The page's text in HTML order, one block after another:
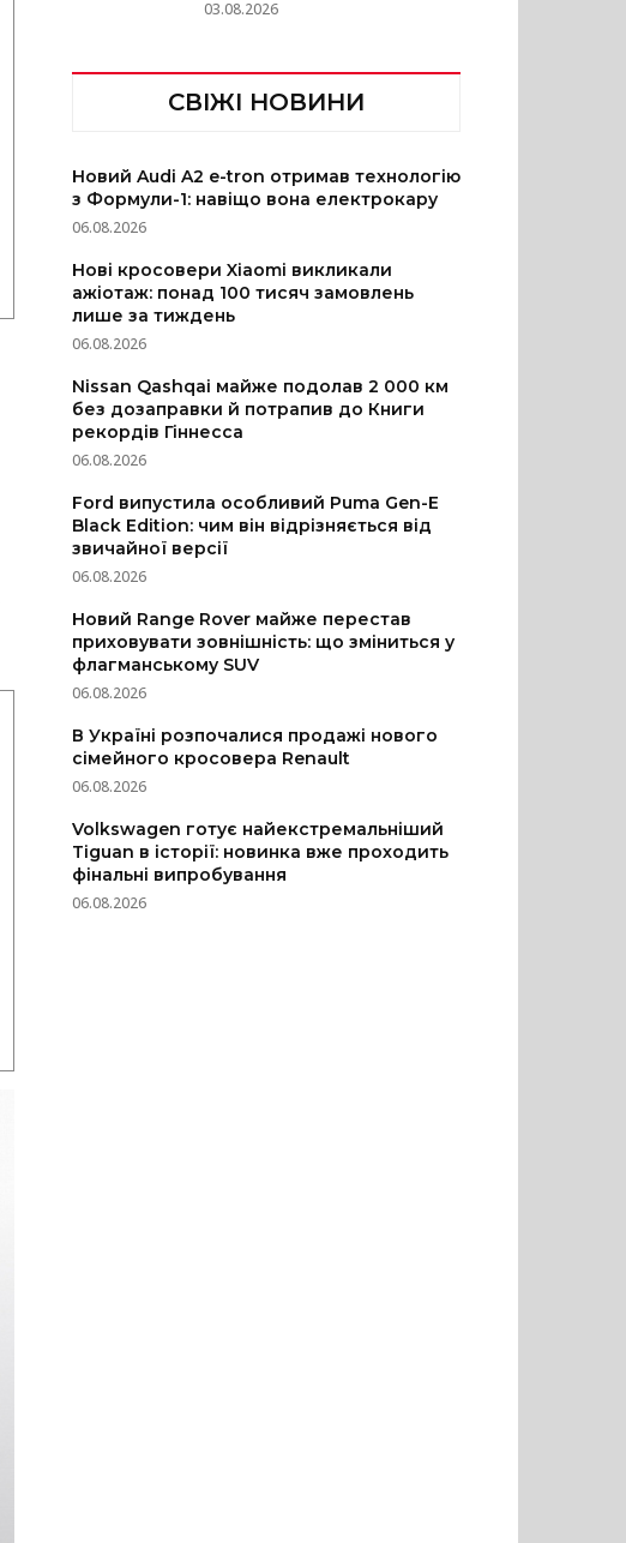
03.08.2026
СВІЖІ НОВИНИ
Новий Audi A2 e-tron отримав технологію
з Формули-1: навіщо вона електрокару
06.08.2026
Нові кросовери Xiaomi викликали
ажіотаж: понад 100 тисяч замовлень
лише за тиждень
06.08.2026
Nissan Qashqai майже подолав 2 000 км
без дозаправки й потрапив до Книги
рекордів Гіннесса
06.08.2026
Ford випустила особливий Puma Gen-E
Black Edition: чим він відрізняється від
звичайної версії
06.08.2026
Новий Range Rover майже перестав
приховувати зовнішність: що зміниться у
флагманському SUV
06.08.2026
В Україні розпочалися продажі нового
сімейного кросовера Renault
06.08.2026
Volkswagen готує найекстремальніший
Tiguan в історії: новинка вже проходить
фінальні випробування
06.08.2026